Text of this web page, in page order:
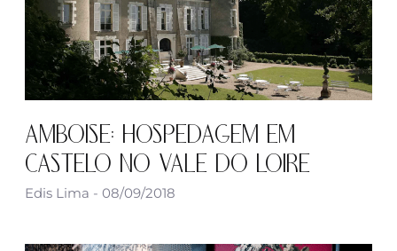
AMBOISE: HOSPEDAGEM EM
CASTELO NO VALE DO LOIRE
Edis Lima 08/09/2018